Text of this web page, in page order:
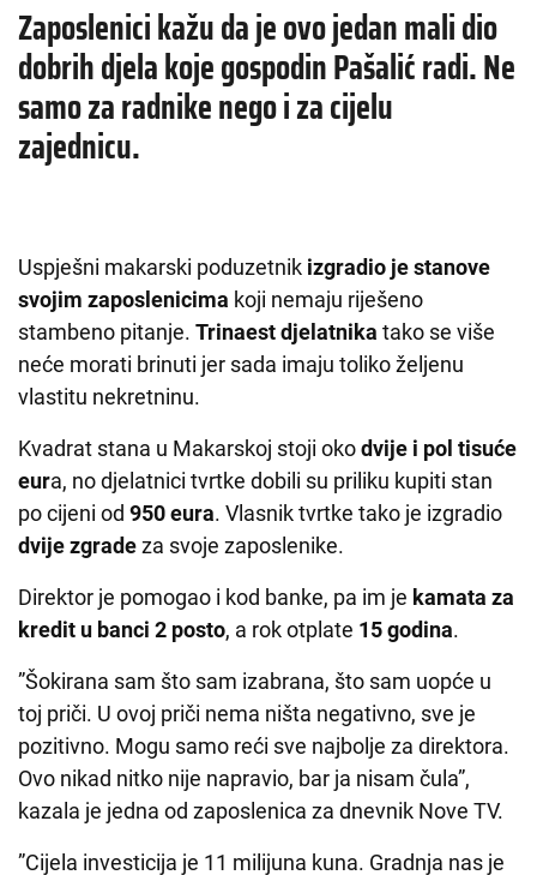
Zaposlenici kažu da je ovo jedan mali dio
dobrih djela koje gospodin Pašalić radi. Ne
samo za radnike nego i za cijelu
zajednicu.
Uspješni makarski poduzetnik izgradio je stanove
svojim zaposlenicima koji nemaju riješeno
stambeno pitanje. Trinaest djelatnika tako se više
neće morati brinuti jer sada imaju toliko željenu
vlastitu nekretninu.
Kvadrat stana u Makarskoj stoji okodvije i pol tisuće
eura, no djelatnici tvrtke dobili su priliku kupiti stan
po cijeni od 950 eura. Vlasnik tvrtke tako je izgradio
dvije zgradeza svoje zaposlenike.
Direktor je pomogao i kod banke, pa im je kamata za
kredit u banci 2 posto, a rok otplate 15 godina.
”Šokirana sam što sam izabrana, što sam uopće u
toj priči. U ovoj priči nema ništa negativno, sve je
pozitivno. Mogu samo reći sve najbolje za direktora.
Ovo nikad nitko nije napravio, bar ja nisam čula”,
kazala je jedna od zaposlenica za dnevnik Nove TV.
”Cijela investicija je 11 milijuna kuna. Gradnja nas je